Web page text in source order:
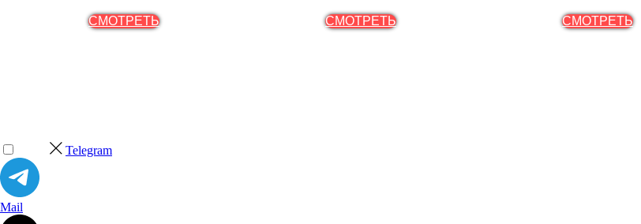
СМОТРЕТЬ СМОТРЕТЬ СМОТРЕТЬ
Telegram
Mail